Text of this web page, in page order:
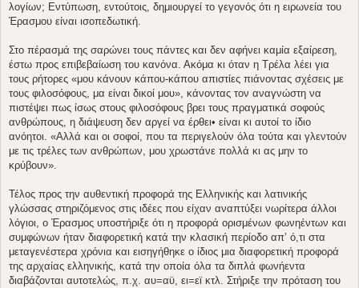
λογίων; Εντύπωση, εντούτοις, δημιουργεί το γεγονός ότι η ειρωνεία του
Έρασμου είναι ισοπεδωτική.
Στο πέρασμά της σαρώνει τους πάντες και δεν αφήνει καμία εξαίρεση,
έστω προς επιβεβαίωση του κανόνα. Ακόμα κι όταν η Τρέλα λέει για
τους ρήτορες «μου κάνουν κάπου-κάπου απιστίες πιάνοντας σχέσεις με
τους φιλοσόφους, μα είναι δικοί μου», κάνοντας τον αναγνώστη να
πιστέψει πως ίσως στους φιλοσόφους βρει τους πραγματικά σοφούς
ανθρώπους, η διάψευση δεν αργεί να έρθει• είναι κι αυτοί το ίδιο
ανόητοι. «Αλλά και οι σοφοί, που τα περιγελούν όλα τούτα και γλεντούν
με τις τρέλες των ανθρώπων, μου χρωστάνε πολλά κι ας μην το
κρύβουν».
Τέλος προς την αυθεντική προφορά της Ελληνικής και λατινικής
γλώσσας στηριζόμενος στις ιδέες που είχαν αναπτύξει νωρίτερα άλλοι
λόγιοι, ο Έρασμος υποστήριξε ότι η προφορά ορισμένων φωνηέντων και
συμφώνων ήταν διαφορετική κατά την κλασική περίοδο απ’ ό,τι στα
μεταγενέστερα χρόνια και εισηγήθηκε ο ίδιος μια διαφορετική προφορά
της αρχαίας ελληνικής, κατά την οποία όλα τα διπλά φωνήεντα
διαβάζονται αυτοτελώς, π.χ. αυ=αϋ, ει=εϊ κτλ. Στήριξε την πρόταση του